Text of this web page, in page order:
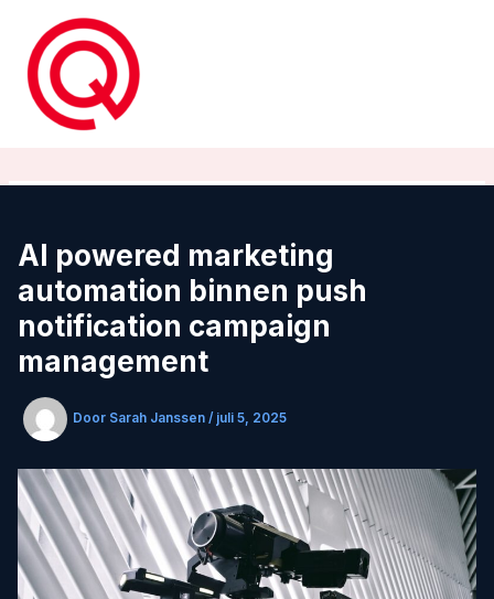
inhoud
AI powered marketing
automation binnen push
notification campaign
management
Door Sarah Janssen / juli 5, 2025